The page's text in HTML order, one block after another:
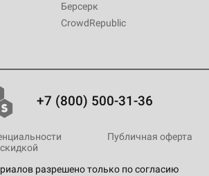
Берсерк
CrowdRepublic
+7 (800) 500-31-36
разрешено только по согласию
Публичная оферта